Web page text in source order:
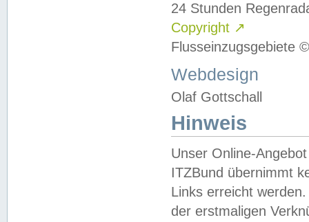
24 Stunden
Copyright ↗
Flusseinzugsgebiete
Webdesign
Olaf Gottschall
Hinweis
Unser Online-
ITZBund übernimmt
Links erreicht
der erstmaligen